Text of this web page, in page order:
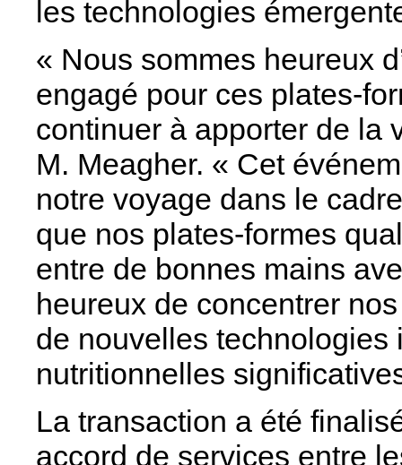
les technologies
« Nous sommes heureux
engagé pour ces plates-
continuer à apporter de la
M. Meagher. « Cet
notre voyage dans le
que nos plates-formes
entre de bonnes mains
heureux de concentrer
de nouvelles
nutritionnelles
La transaction a été
accord de services entre